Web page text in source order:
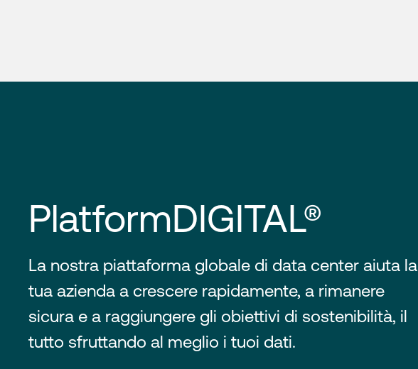
PlatformDIGITAL®
La nostra piattaforma globale di data center aiuta la
tua azienda a crescere rapidamente, a rimanere
sicura e a raggiungere gli obiettivi di sostenibilità, il
tutto sfruttando al meglio i tuoi dati.